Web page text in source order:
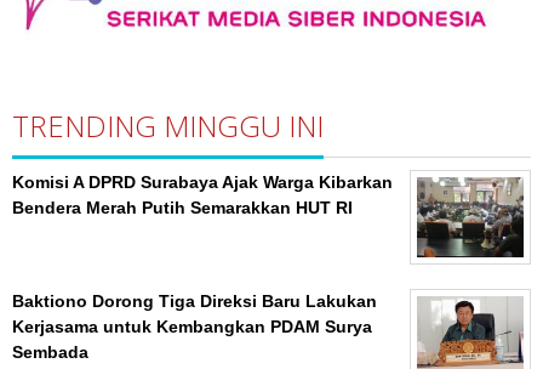
TRENDING MINGGU INI
Komisi A DPRD Surabaya Ajak Warga Kibarkan
Bendera Merah Putih Semarakkan HUT RI
Baktiono Dorong Tiga Direksi Baru Lakukan
Kerjasama untuk Kembangkan PDAM Surya
Sembada